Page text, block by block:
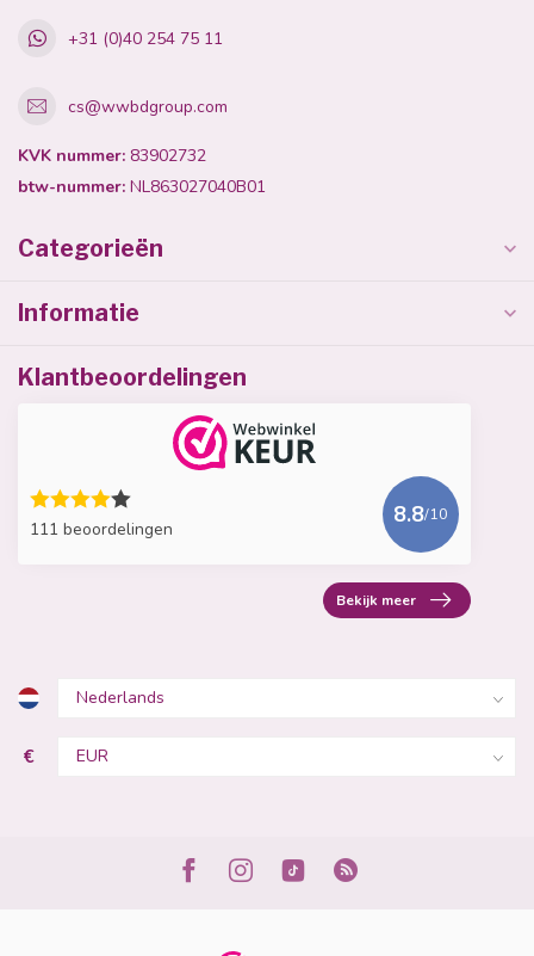
+31 (0)40 254 75 11
cs@wwbdgroup.com
KVK nummer: 83902732
btw-nummer: NL863027040B01
Categorieën
Informatie
Klantbeoordelingen
111 beoordelingen
8.8/10
Bekijk meer
€